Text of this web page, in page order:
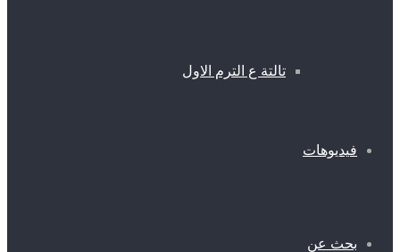
تالتة ع الترم الاول
فيديوهات
بحث عن